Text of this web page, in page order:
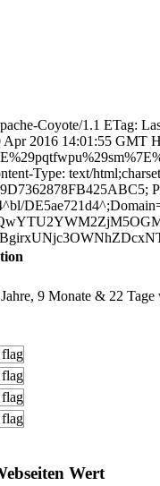
Coyote/1.1 ETag:
Apr 2016 14:01:55
Type: text/
9 Monate & 22 Tage
Wert